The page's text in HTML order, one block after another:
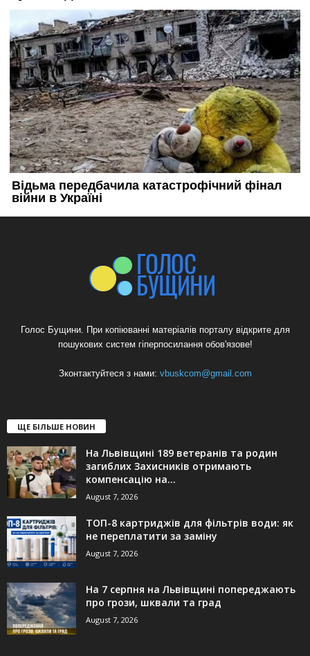
Голос Бущини. При копіюванні матеріалів порталу відкрите для
пошукових систем гіперпосилання обов'язове!
Зконтактуйтеся з нами: vbuskcom@gmail.com
ЩЕ БІЛЬШЕ НОВИН
На Львівщині 189 ветеранів та родин
загиблих Захисників отримають
компенсацію на...
August 7, 2026
ТОП-8 картриджів для фільтрів води: як
не переплатити за заміну
August 7, 2026
На 7 серпня на Львівщині попереджають
про грози, шквали та град
August 7, 2026